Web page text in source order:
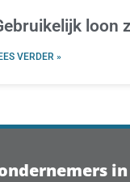
loon
VERDER »
in